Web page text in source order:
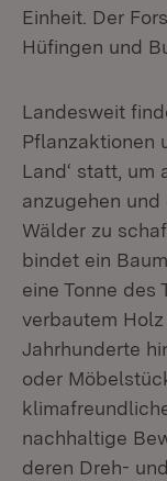
Einheit. Der
Hüfingen und
Landesweit
Pflanzaktionen
Land‘ statt,
anzugehen
Wälder zu
bindet ein
eine Tonne des
verbautem
Jahrhunderte
oder
nachhaltige
deren Dreh-